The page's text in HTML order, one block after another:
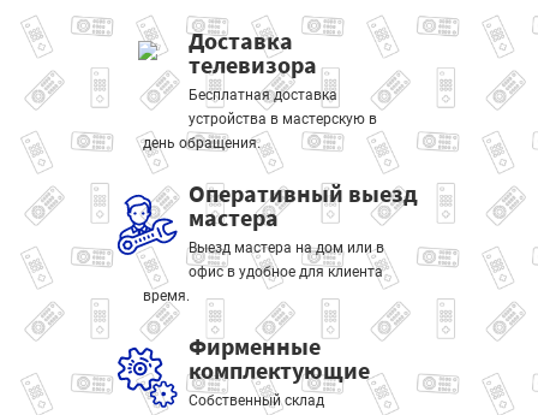
Доставка
телевизора
Бесплатная доставка
устройства в мастерскую в
день обращения.
Оперативный выезд
мастера
Выезд мастера на дом или в
офис в удобное для клиента
время.
Фирменные
комплектующие
Собственный склад